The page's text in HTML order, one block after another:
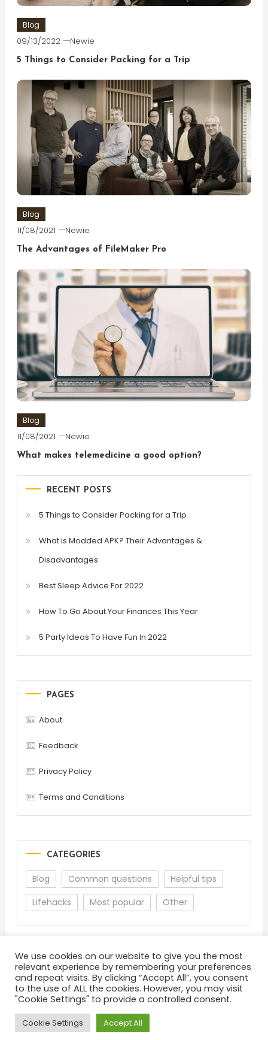
Blog
09/13/2022 Newie
5 Things to Consider Packing for a Trip
Blog
11/08/2021 Newie
The Advantages of FileMaker Pro
Blog
11/08/2021 Newie
What makes telemedicine a good option?
RECENT POSTS
5 Things to Consider Packing for a Trip
What is Modded APK? Their Advantages &
Disadvantages
Best Sleep Advice For 2022
How To Go About Your Finances This Year
5 Party Ideas To Have Fun In 2022
PAGES
About
Feedback
Privacy Policy
Terms and Conditions
CATEGORIES
Blog Common questions
Helpful tips
Lifehacks
Most popular Other
About Terms and Conditions
Privacy Policy
Feedback
Color Blog|Theme: Color Blog byMystery Themes
We use cookies on our website to give you the most
relevant experience by remembering your preferences
and repeat visits. By clicking “Accept All”, you consent
to the use of ALL the cookies. However, you may visit
"Cookie Settings" to provide a controlled consent.
Cookie Settings Accept All